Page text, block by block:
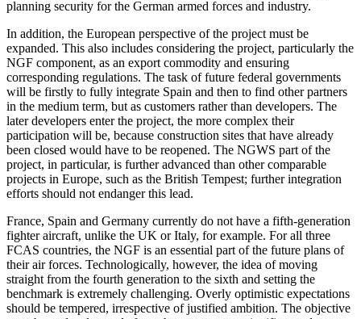
planning security for the Ger­man armed forces and industry.
In addition, the European perspective of the project must be
expanded. This also in­cludes considering the project, particularly the
NGF component, as an export commod­ity and ensuring
corresponding regulations. The task of future federal governments
will be firstly to fully integrate Spain and then to find other partners
in the medium term, but as customers rather than developers. The
later developers enter the project, the more complex their
participation will be, because construction sites that have already
been closed would have to be reopened. The NGWS part of the
project, in particular, is further advanced than other comparable
projects in Europe, such as the British Tem­pest; further integration
efforts should not endanger this lead.
France, Spain and Germany currently do not have a fifth-generation
fighter aircraft, unlike the UK or Italy, for example. For all three
FCAS countries, the NGF is an essen­tial part of the future plans of
their air forces. Technologically, however, the idea of moving
straight from the fourth genera­tion to the sixth and setting the
benchmark is extremely challenging. Overly optimistic expectations
should be tempered, irrespec­tive of justified ambition. The objective